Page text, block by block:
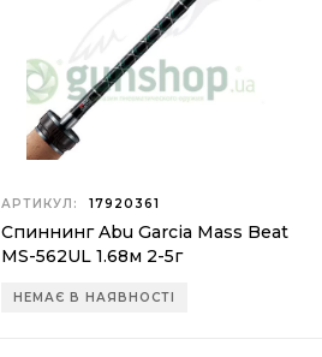
АРТИКУЛ: 17920361
Спиннинг Abu Garcia Mass Beat
MS-562UL 1.68м 2-5г
НЕМАЄ В НАЯВНОСТІ